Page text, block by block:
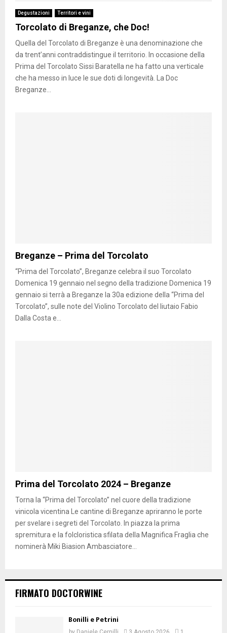
Degustazioni Territori e vini
Torcolato di Breganze, che Doc!
Quella del Torcolato di Breganze è una denominazione che
da trent’anni contraddistingue il territorio. In occasione della
Prima del Torcolato Sissi Baratella ne ha fatto una verticale
che ha messo in luce le sue doti di longevità. La Doc
Breganze...
Breganze – Prima del Torcolato
“Prima del Torcolato”, Breganze celebra il suo Torcolato
Domenica 19 gennaio nel segno della tradizione Domenica 19
gennaio si terrà a Breganze la 30a edizione della “Prima del
Torcolato”, sulle note del Violino Torcolato del liutaio Fabio
Dalla Costa e...
Prima del Torcolato 2024 – Breganze
Torna la “Prima del Torcolato” nel cuore della tradizione
vinicola vicentina Le cantine di Breganze apriranno le porte
per svelare i segreti del Torcolato. In piazza la prima
spremitura e la folcloristica sfilata della Magnifica Fraglia che
nominerà Miki Biasion Ambasciatore...
FIRMATO DOCTORWINE
Bonilli e Petrini